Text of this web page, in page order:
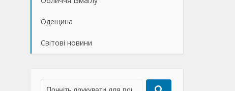
Одещина
Світові новини